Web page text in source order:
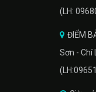
(LH:
ĐIỂM
Sơn - Chí